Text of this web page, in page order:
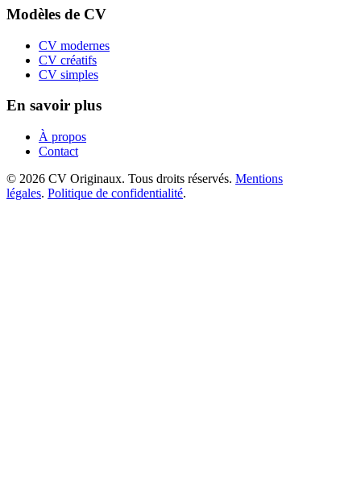
Modèles de CV
CV modernes
CV créatifs
CV simples
En savoir plus
À propos
Contact
© 2026 CV Originaux. Tous droits réservés. Mentions
légales. Politique de confidentialité.